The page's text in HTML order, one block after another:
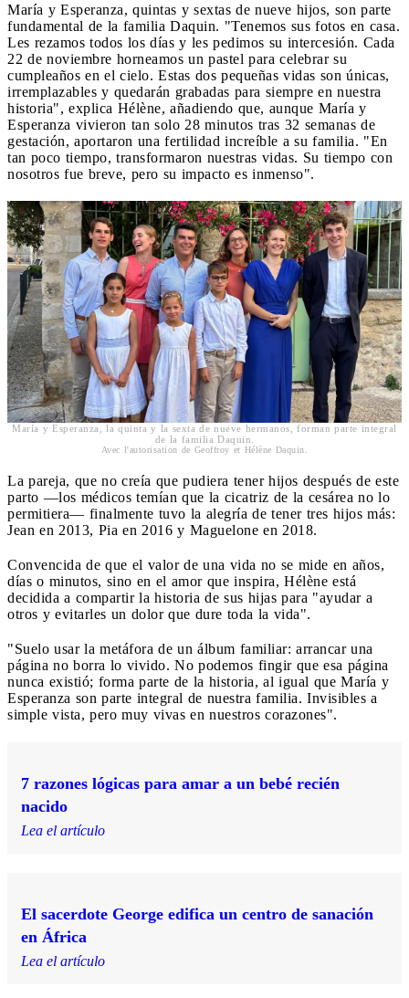
María y Esperanza, quintas y sextas de nueve hijos, son parte
fundamental de la familia Daquin. "Tenemos sus fotos en casa.
Les rezamos todos los días y les pedimos su intercesión. Cada
22 de noviembre horneamos un pastel para celebrar su
cumpleaños en el cielo. Estas dos pequeñas vidas son únicas,
irremplazables y quedarán grabadas para siempre en nuestra
historia", explica Hélène, añadiendo que, aunque María y
Esperanza vivieron tan solo 28 minutos tras 32 semanas de
gestación, aportaron una fertilidad increíble a su familia. "En
tan poco tiempo, transformaron nuestras vidas. Su tiempo con
nosotros fue breve, pero su impacto es inmenso".
María y Esperanza, la quinta y la sexta de nueve hermanos, forman parte integral
de la familia Daquin.
Avec l'autorisation de Geoffroy et Hélène Daquin.
La pareja, que no creía que pudiera tener hijos después de este
parto —los médicos temían que la cicatriz de la cesárea no lo
permitiera— finalmente tuvo la alegría de tener tres hijos más:
Jean en 2013, Pia en 2016 y Maguelone en 2018.
Convencida de que el valor de una vida no se mide en años,
días o minutos, sino en el amor que inspira, Hélène está
decidida a compartir la historia de sus hijas para "ayudar a
otros y evitarles un dolor que dure toda la vida".
"Suelo usar la metáfora de un álbum familiar: arrancar una
página no borra lo vivido. No podemos fingir que esa página
nunca existió; forma parte de la historia, al igual que María y
Esperanza son parte integral de nuestra familia. Invisibles a
simple vista, pero muy vivas en nuestros corazones".
7 razones lógicas para amar a un bebé recién
nacido
Lea el artículo
El sacerdote George edifica un centro de sanación
en África
Lea el artículo